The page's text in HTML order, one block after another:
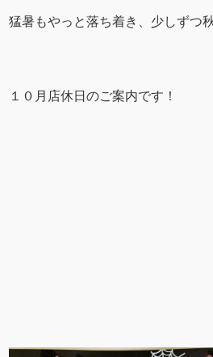
猛暑もやっと落ち着き、少しずつ
１０月店休日のご案内です！